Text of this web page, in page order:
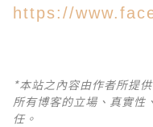
https://
*本站之內容由作者所提
所有博客的立場、真實性
任。